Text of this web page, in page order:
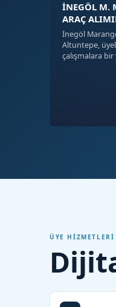
İNEGÖL M.
ARAÇ
İnegöl
Altuntepe,
çalışmalara bir
›
ÜYE HIZMETLERI